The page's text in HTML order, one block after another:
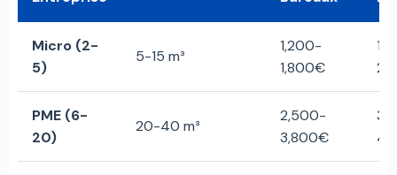
Micro (2-
5)
5-15 m³
1,200-
1,800€
PME (6-
20)
20-40 m³
2,500-
3,800€